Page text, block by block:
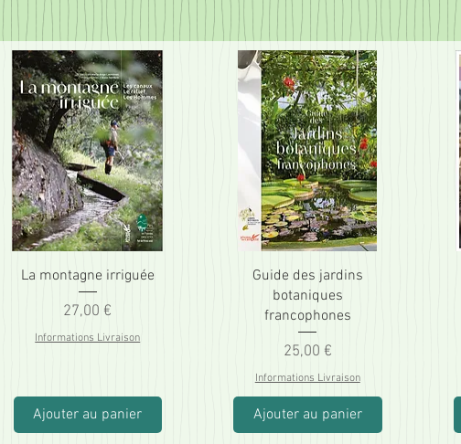
La montagne irriguée
Prix
27,00 €
Informations Livraison
Ajouter au panier
Guide des jardins
botaniques
francophones
Prix
25,00 €
Informations Livraison
Ajouter au panier